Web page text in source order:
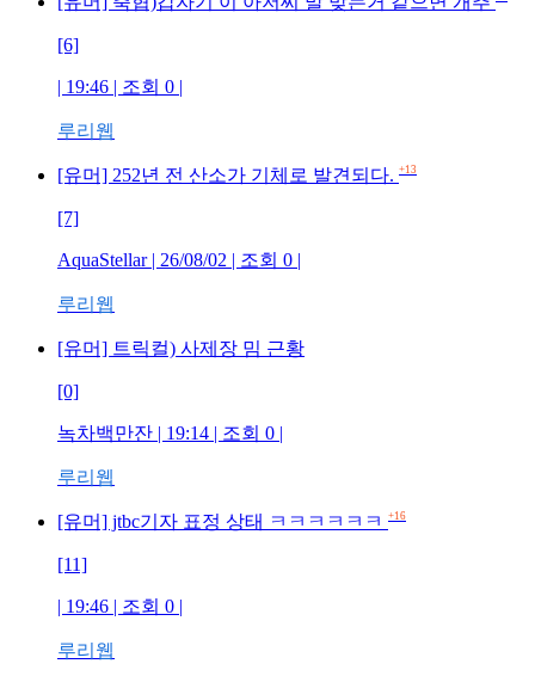
[6]
| 19:46 | 조회 0 |
루리웹
[유머] 252년 전 산소가 기체로 발견되다. +13
[7]
AquaStellar | 26/08/02 | 조회 0 |
루리웹
[유머] 트릭컬) 사제장 밈 근황
[0]
녹차백만잔 | 19:14 | 조회 0 |
루리웹
[유머] jtbc기자 표정 상태 ㅋㅋㅋㅋㅋㅋ +16
[11]
| 19:46 | 조회 0 |
루리웹